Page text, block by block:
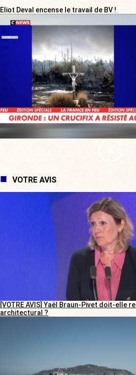
Eliot Deval encense le travail de BV !
VOTRE AVIS
[VOTRE AVIS] Yaël Braun-Pivet doit-elle
architectural ?